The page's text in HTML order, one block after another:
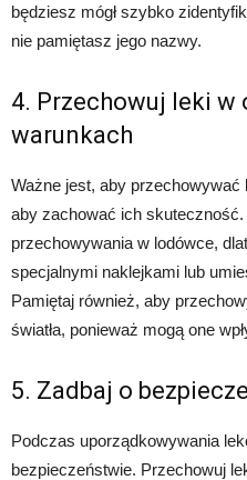
będziesz mógł szybko
nie pamiętasz jego nazwy.
4. Przechowuj leki w
warunkach
Ważne jest, aby
aby zachować ich
przechowywania w lodówce,
specjalnymi naklejkami lub
Pamiętaj również, aby
światła, ponieważ mogą one
5. Zadbaj o
Podczas uporządkowywania
bezpieczeństwie. Przechowuj